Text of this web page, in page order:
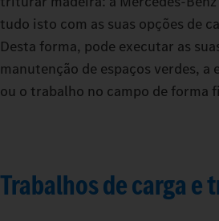
tudo isto com as suas opções de
Desta forma, pode executar as
manutenção de espaços verdes, a
ou o trabalho no campo de forma
Trabalhos de carga e